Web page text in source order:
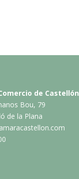
de Castellón
Bou, 79
de la Plana